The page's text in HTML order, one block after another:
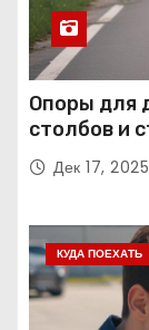
Опоры для
столбов и
Дек 17, 2025
КУДА ПОЕХАТЬ